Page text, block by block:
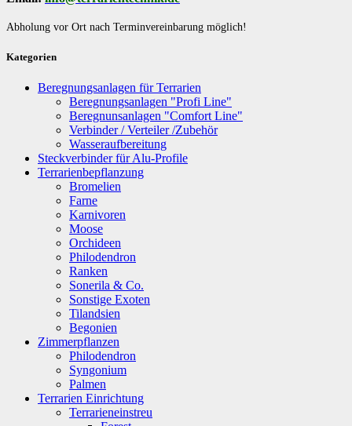
Abholung vor Ort nach Terminvereinbarung möglich!
Kategorien
Beregnungsanlagen für Terrarien
Beregnungsanlagen "Profi Line"
Beregnunsanlagen "Comfort Line"
Verbinder / Verteiler /Zubehör
Wasseraufbereitung
Steckverbinder für Alu-Profile
Terrarienbepflanzung
Bromelien
Farne
Karnivoren
Moose
Orchideen
Philodendron
Ranken
Sonerila & Co.
Sonstige Exoten
Tilandsien
Begonien
Zimmerpflanzen
Philodendron
Syngonium
Palmen
Terrarien Einrichtung
Terrarieneinstreu